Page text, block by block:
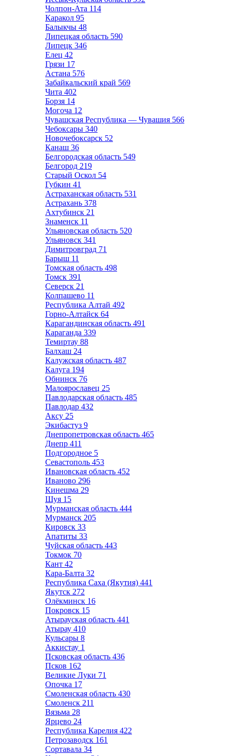
Чолпон-Ата 114
Каракол 95
Балыкчы 48
Липецкая область 590
Липецк 346
Елец 42
Грязи 17
Астана 576
Забайкальский край 569
Чита 402
Борзя 14
Могоча 12
Чувашская Республика — Чувашия 566
Чебоксары 340
Новочебоксарск 52
Канаш 36
Белгородская область 549
Белгород 219
Старый Оскол 54
Губкин 41
Астраханская область 531
Астрахань 378
Ахтубинск 21
Знаменск 11
Ульяновская область 520
Ульяновск 341
Димитровград 71
Барыш 11
Томская область 498
Томск 391
Северск 21
Колпашево 11
Республика Алтай 492
Горно-Алтайск 64
Карагандинская область 491
Караганда 339
Темиртау 88
Балхаш 24
Калужская область 487
Калуга 194
Обнинск 76
Малоярославец 25
Павлодарская область 485
Павлодар 432
Аксу 25
Экибастуз 9
Днепропетровская область 465
Днепр 411
Подгородное 5
Севастополь 453
Ивановская область 452
Иваново 296
Кинешма 29
Шуя 15
Мурманская область 444
Мурманск 205
Кировск 33
Апатиты 33
Чуйская область 443
Токмок 70
Кант 42
Кара-Балта 32
Республика Саха (Якутия) 441
Якутск 272
Олёкминск 16
Покровск 15
Атырауская область 441
Атырау 410
Кульсары 8
Аккистау 1
Псковская область 436
Псков 162
Великие Луки 71
Опочка 17
Смоленская область 430
Смоленск 211
Вязьма 28
Ярцево 24
Республика Карелия 422
Петрозаводск 161
Сортавала 34